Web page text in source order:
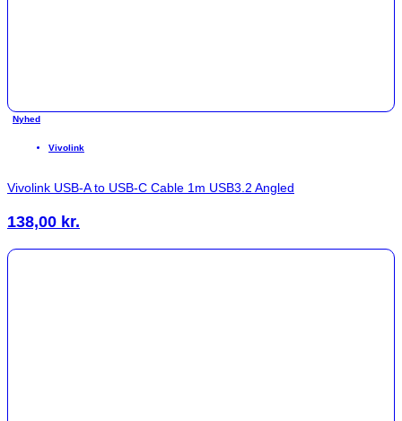
Nyhed
Vivolink
Vivolink USB-A to USB-C Cable 1m USB3.2 Angled
138,00 kr.